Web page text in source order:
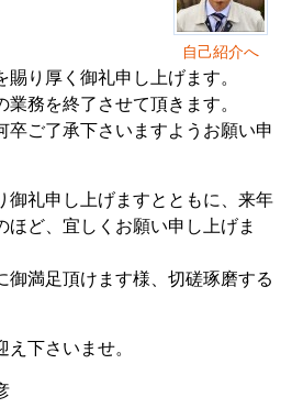
自己紹介へ
り厚く御礼申し上げます。
務を終了させて頂きます。
卒ご了承下さいますようお願い申
御礼申し上げますとともに、来年
ほど、宜しくお願い申し上げま
御満足頂けます様、切磋琢磨する
下さいませ。